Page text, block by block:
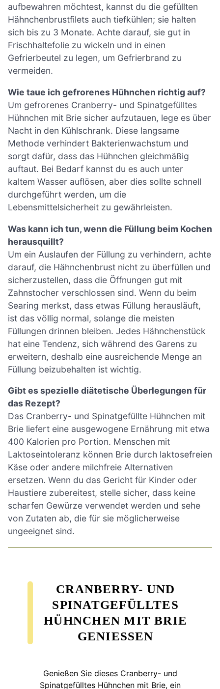
aufbewahren möchtest, kannst du die gefüllten
Hähnchenbrustfilets auch tiefkühlen; sie halten
sich bis zu 3 Monate. Achte darauf, sie gut in
Frischhaltefolie zu wickeln und in einen
Gefrierbeutel zu legen, um Gefrierbrand zu
vermeiden.
Wie taue ich gefrorenes Hühnchen richtig auf?
Um gefrorenes Cranberry- und Spinatgefülltes
Hühnchen mit Brie sicher aufzutauen, lege es über
Nacht in den Kühlschrank. Diese langsame
Methode verhindert Bakterienwachstum und
sorgt dafür, dass das Hühnchen gleichmäßig
auftaut. Bei Bedarf kannst du es auch unter
kaltem Wasser auflösen, aber dies sollte schnell
durchgeführt werden, um die
Lebensmittelsicherheit zu gewährleisten.
Was kann ich tun, wenn die Füllung beim Kochen
herausquillt?
Um ein Auslaufen der Füllung zu verhindern, achte
darauf, die Hähnchenbrust nicht zu überfüllen und
sicherzustellen, dass die Öffnungen gut mit
Zahnstocher verschlossen sind. Wenn du beim
Searing merkst, dass etwas Füllung herausläuft,
ist das völlig normal, solange die meisten
Füllungen drinnen bleiben. Jedes Hähnchenstück
hat eine Tendenz, sich während des Garens zu
erweitern, deshalb eine ausreichende Menge an
Füllung beizubehalten ist wichtig.
Gibt es spezielle diätetische Überlegungen für
das Rezept?
Das Cranberry- und Spinatgefüllte Hühnchen mit
Brie liefert eine ausgewogene Ernährung mit etwa
400 Kalorien pro Portion. Menschen mit
Laktoseintoleranz können Brie durch laktosefreien
Käse oder andere milchfreie Alternativen
ersetzen. Wenn du das Gericht für Kinder oder
Haustiere zubereitest, stelle sicher, dass keine
scharfen Gewürze verwendet werden und sehe
von Zutaten ab, die für sie möglicherweise
ungeeignet sind.
CRANBERRY- UND
SPINATGEFÜLLTES
HÜHNCHEN MIT BRIE
GENIESSEN
Genießen Sie dieses Cranberry- und
Spinatgefülltes Hühnchen mit Brie, ein